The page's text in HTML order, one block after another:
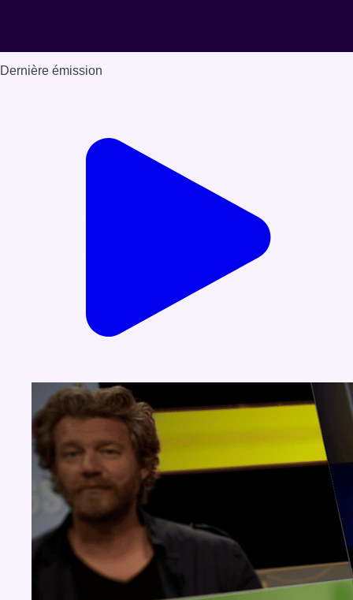
Dernière émission